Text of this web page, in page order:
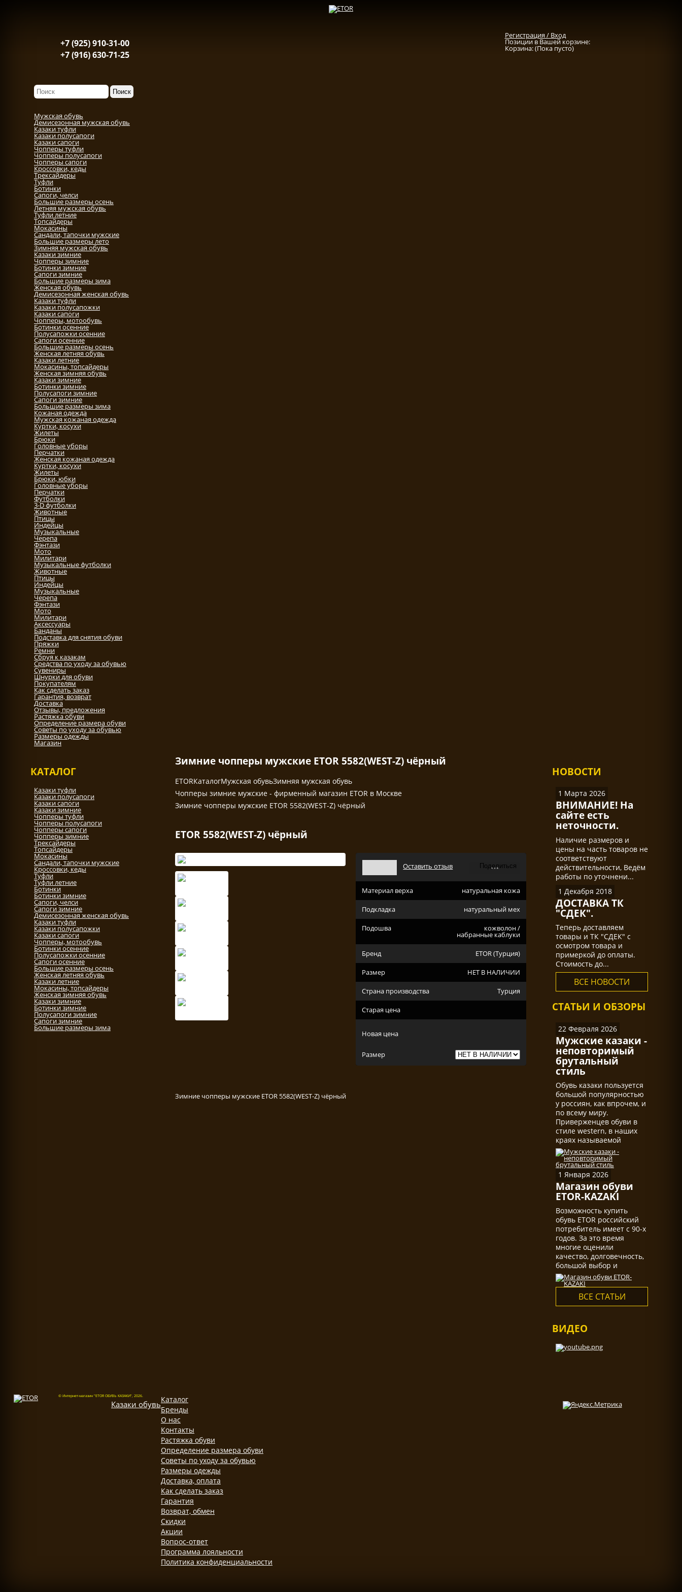
+7 (925) 910-31-00
+7 (916) 630-71-25
Регистрация / Вход
Позиции в Вашей корзине:
Корзина:(Пока пусто)
Мужская обувь
Демисезонная мужская обувь
Казаки туфли
Казаки полусапоги
Казаки сапоги
Чопперы туфли
Чопперы полусапоги
Чопперы сапоги
Кроссовки, кеды
Трексайдеры
Туфли
Ботинки
Сапоги, челси
Большие размеры осень
Летняя мужская обувь
Туфли летние
Топсайдеры
Мокасины
Сандали, тапочки мужские
Большие размеры лето
Зимняя мужская обувь
Казаки зимние
Чопперы зимние
Ботинки зимние
Сапоги зимние
Большие размеры зима
Женская обувь
Демисезонная женская обувь
Казаки туфли
Казаки полусапожки
Казаки сапоги
Чопперы, мотообувь
Ботинки осенние
Полусапожки осенние
Сапоги осенние
Большие размеры осень
Женская летняя обувь
Казаки летние
Мокасины, топсайдеры
Женская зимняя обувь
Казаки зимние
Ботинки зимние
Полусапоги зимние
Сапоги зимние
Большие размеры зима
Кожаная одежда
Мужская кожаная одежда
Куртки, косухи
Жилеты
Брюки
Головные уборы
Перчатки
Женская кожаная одежда
Куртки, косухи
Жилеты
Брюки, юбки
Головные уборы
Перчатки
Футболки
3-D футболки
Животные
Птицы
Индейцы
Музыкальные
Черепа
Фэнтази
Мото
Милитари
Музыкальные футболки
Животные
Птицы
Индейцы
Музыкальные
Черепа
Фэнтази
Мото
Милитари
Аксессуары
Банданы
Подставка для снятия обуви
Пряжки
Ремни
Сбруя к казакам
Средства по уходу за обувью
Сувениры
Шнурки для обуви
Покупателям
Как сделать заказ
Гарантия, возврат
Доставка
Отзывы, предложения
Растяжка обуви
Определение размера обуви
Советы по уходу за обувью
Размеры одежды
Магазин
КАТАЛОГ
Казаки туфли
Казаки полусапоги
Казаки сапоги
Казаки зимние
Чопперы туфли
Чопперы полусапоги
Чопперы сапоги
Чопперы зимние
Трексайдеры
Топсайдеры
Мокасины
Сандали, тапочки мужские
Кроссовки, кеды
Туфли
Туфли летние
Ботинки
Ботинки зимние
Сапоги, челси
Сапоги зимние
Демисезонная женская обувь
Казаки туфли
Казаки полусапожки
Казаки сапоги
Чопперы, мотообувь
Ботинки осенние
Полусапожки осенние
Сапоги осенние
Большие размеры осень
Женская летняя обувь
Казаки летние
Мокасины, топсайдеры
Женская зимняя обувь
Казаки зимние
Ботинки зимние
Полусапоги зимние
Сапоги зимние
Большие размеры зима
Зимние чопперы мужские ETOR 5582(WEST-Z) чёрный
ETORКаталогМужская обувьЗимняя мужская обувь
Чопперы зимние мужские - фирменный магазин ETOR в Москве
Зимние чопперы мужские ETOR 5582(WEST-Z) чёрный
ETOR 5582(WEST-Z) чёрный
Оставить отзыв
Материал верха натуральная кожа
Подкладка натуральный мех
Подошва кожволон /
набранные каблуки
Бренд ETOR (Турция)
Размер НЕТ В НАЛИЧИИ
Страна производства Турция
Старая цена
Новая цена
Размер
Зимние чопперы мужские ETOR 5582(WEST-Z) чёрный
НОВОСТИ
1 Марта 2026
ВНИМАНИЕ! На
сайте есть
неточности.
Наличие размеров и
цены на часть товаров не
соответствуют
действительности, Ведём
работы по уточнени...
1 Декабря 2018
ДОСТАВКА ТК
"СДЕК".
Теперь доставляем
товары и ТК "СДЕК" с
осмотром товара и
примеркой до оплаты.
Стоимость до...
ВСЕ НОВОСТИ
СТАТЬИ И ОБЗОРЫ
22 Февраля 2026
Мужские казаки -
неповторимый
брутальный
стиль
Обувь казаки пользуется
большой популярностью
у россиян, как впрочем, и
по всему миру.
Приверженцев обуви в
стиле western, в наших
краях называемой
казаками, действительно
не мало.
1 Января 2026
Магазин обуви
ETOR-KAZAKI
Возможность купить
обувь ETOR российский
потребитель имеет с 90-х
годов. За это время
многие оценили
качество, долговечность,
большой выбор и
многообразие
ассортимента...
ВСЕ СТАТЬИ
ВИДЕО
© Интернет-магазин "ETOR ОБУВЬ КАЗАКИ", 2026.
Казаки обувьКаталог
Бренды
О нас
Контакты
Растяжка обуви
Определение размера обуви
Советы по уходу за обувью
Размеры одежды
Доставка, оплата
Как сделать заказ
Гарантия
Возврат, обмен
Скидки
Акции
Вопрос-ответ
Программа лояльности
Политика конфиденциальности